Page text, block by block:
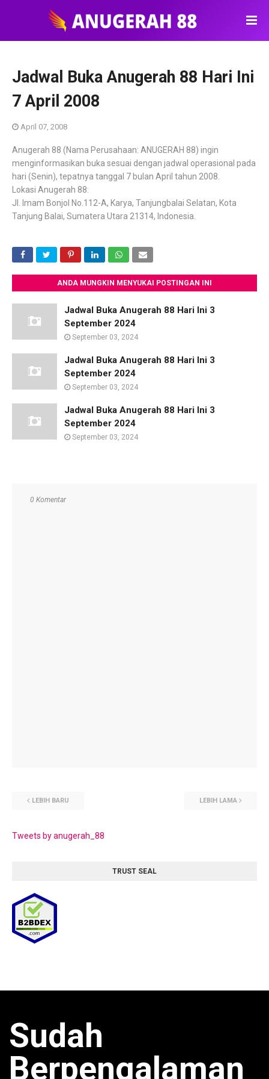
Jadwal Buka Anugerah 88 Hari Ini
7 April 2008
April 07, 2008
Anugerah 88 (Nama Perusahaan: ANUGERAH 88) ingin
menginformasikan buka sesuai dengan jadwal operasional pada
hari (Senin), tepatnya tanggal 7 bulan April tahun 2008.
Lokasi Anugerah 88:
Jl. Imam Bonjol No.112-A, Karya, Tanjungbalai Selatan, Kota
Tanjung Balai, Sumatera Utara 21314, Indonesia.
ANDA MUNGKIN MENYUKAI POSTINGAN INI
Jadwal Buka Anugerah 88 Hari Ini 3
September 2024
September 03, 2024
Jadwal Buka Anugerah 88 Hari Ini 3
September 2024
September 03, 2024
Jadwal Buka Anugerah 88 Hari Ini 3
September 2024
September 03, 2024
0 Komentar
LEBIH BARU LEBIH LAMA
Tweets by anugerah_88
TRUST SEAL
Sudah
Berpengalaman